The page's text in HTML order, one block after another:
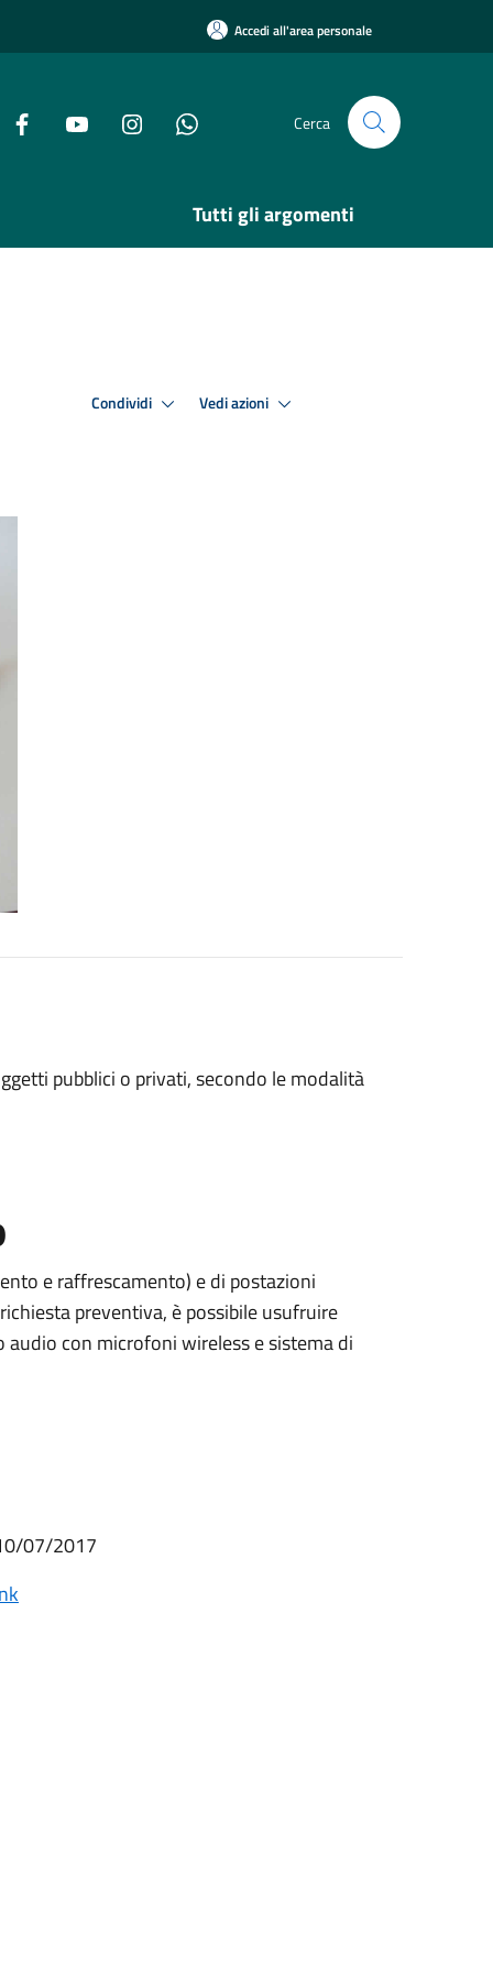
Accedi all'area personale
Cerca
Tutti gli argomenti
Condividi Vedi azioni
pubblici o privati, secondo le modalità
e raffrescamento) e di postazioni
preventiva, è possibile usufruire
con microfoni wireless e sistema di
07/2017